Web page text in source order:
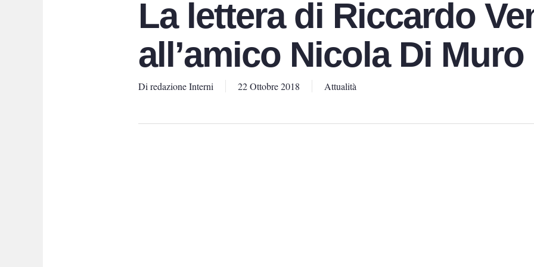
La lettera di Riccardo
all’amico Nicola Di Muro
Di redazione Interni 22 Ottobre 2018 Attualità